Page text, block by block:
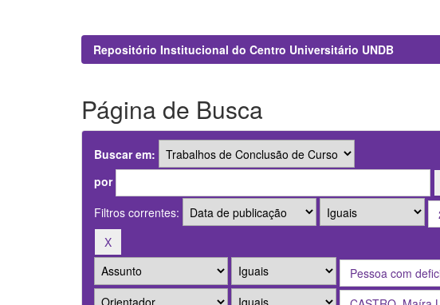
Repositório Institucional do Centro Universitário UNDB
Página de Busca
Buscar em:
por
Filtros correntes: